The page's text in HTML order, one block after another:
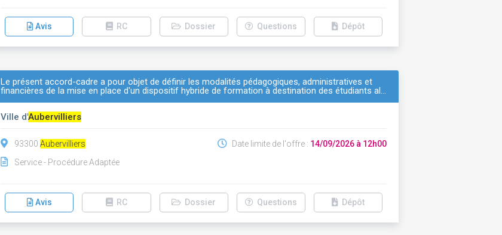
Avis RC Dossier Questions Dépôt
Le présent accord-cadre a pour objet de définir les modalités pédagogiques, administratives et
financières de la mise en place d'un dispositif hybride de formation à destination des étudiants al…
Ville d'Aubervilliers
93300Aubervilliers
Service - Procédure Adaptée
Date limite de l'offre : 14/09/2026 à 12h00
Avis RC Dossier Questions Dépôt